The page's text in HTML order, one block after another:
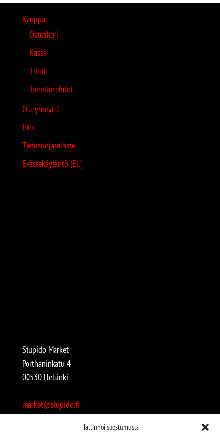
Hallinnoi suostumusta
Kauppa
Ostoskori
Kassa
Tilini
Toimitusehdot
Ota yhteyttä
Info
Tietosuojaseloste
Evästekäytäntö (EU)
Stupido Market
Porthaninkatu 4
00530 Helsinki
market@stupido.fi